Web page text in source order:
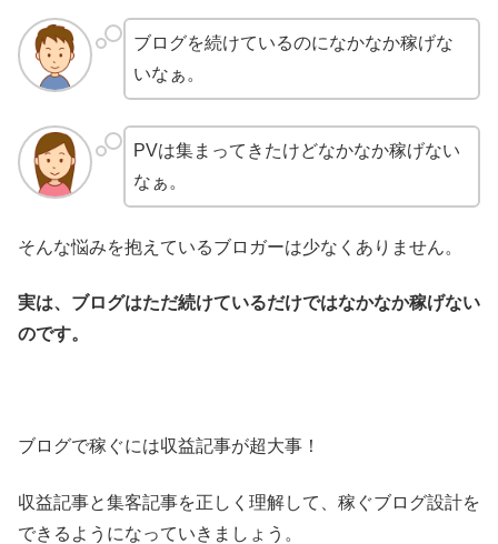
ブログを続けているのになかなか稼げな
いなぁ。
PVは集まってきたけどなかなか稼げない
なぁ。
そんな悩みを抱えているブロガーは少なくありません。
実は、ブログはただ続けているだけではなかなか稼げない
のです。
ブログで稼ぐには収益記事が超大事！
収益記事と集客記事を正しく理解して、稼ぐブログ設計を
できるようになっていきましょう。